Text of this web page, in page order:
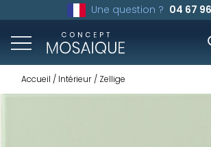
Une question ? 04 67
Accueil Intérieur Zellige